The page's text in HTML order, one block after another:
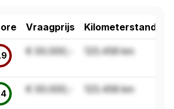
Vraagprijs Kilometerstand
€ 00.000,- 123.456 km
€ 00.000,- 123.456 km